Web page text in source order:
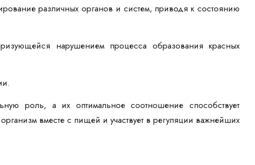
различных органов и систем, приводя к состоянию
нарушением процесса образования красных
роль, а их оптимальное соотношение способствует
вместе с пищей и участвует в регуляции важнейших